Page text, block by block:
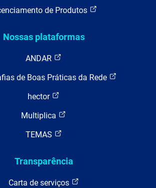
de Produtos
Nossas plataformas
ANDAR
de Boas Práticas da Rede
hector
Multiplica
TEMAS
Transparência
Carta de serviços